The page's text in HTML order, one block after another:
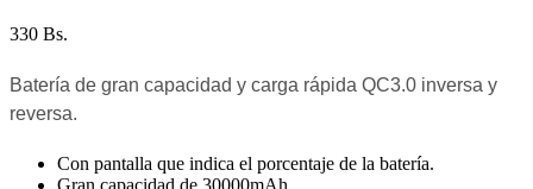
330 Bs.
Batería de gran capacidad y carga rápida QC3.0 inversa y
reversa.
Con pantalla que indica el porcentaje de la batería.
Gran capacidad de 30000mAh.